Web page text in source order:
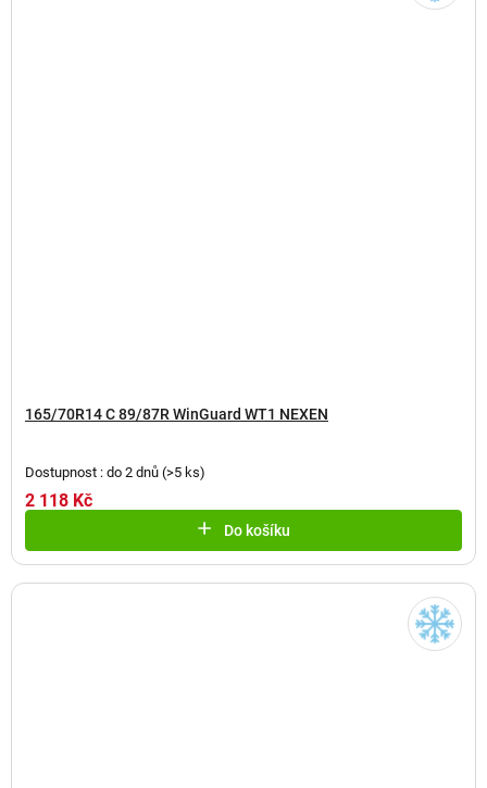
165/70R14 C 89/87R WinGuard WT1 NEXEN
Dostupnost : do 2 dnů (>5 ks)
2 118 Kč
Do košíku